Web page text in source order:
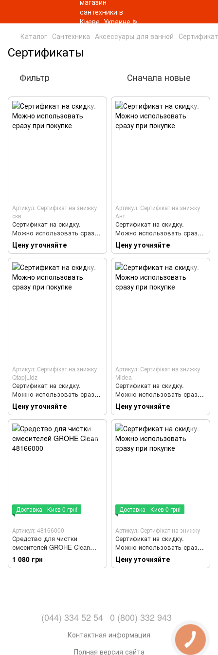
Каталог Сантехника Аксессуары для ванной
Сертификаты
Фильтр Сначала новые
Артикул: Сертифікат на знижку
скв
Сертификат на скидку.
Можно использовать сразу
при покупке
Цену уточняйте
Артикул: Сертифікат на знижку
Ант
Сертификат на скидку.
Можно использовать сразу
при покупке
Цену уточняйте
Артикул: Сертифікат на знижку
Qtap|Lidz
Сертификат на скидку.
Можно использовать сразу
при покупке
Цену уточняйте
Артикул: Сертифікат на знижку
Midea
Сертификат на скидку.
Можно использовать сразу
при покупке
Цену уточняйте
Доставка - Киев 0 грн!
Артикул: 48166000
Средство для чистки
смесителей GROHE Clean
48166000
1 080 грн
Доставка - Киев 0 грн!
Артикул: Сертифікат на знижку
Сертификат на скидку.
Можно использовать сразу
при покупке
Цену уточняйте
(044) 334 52 54 0 (800) 332 943
Контактная информация
Полная версия сайта